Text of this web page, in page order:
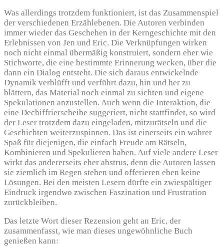
Was allerdings trotzdem funktioniert, ist das Zusammenspiel
der verschiedenen Erzählebenen. Die Autoren verbinden
immer wieder das Geschehen in der Kerngeschichte mit den
Erlebnissen von Jen und Eric. Die Verknüpfungen wirken
noch nicht einmal übermäßig konstruiert, sondern eher wie
Stichworte, die eine bestimmte Erinnerung wecken, über die
dann ein Dialog entsteht. Die sich daraus entwickelnde
Dynamik verblüfft und verführt dazu, hin und her zu
blättern, das Material noch einmal zu sichten und eigene
Spekulationen anzustellen. Auch wenn die Interaktion, die
eine Dechiffrierscheibe suggeriert, nicht stattfindet, so wird
der Leser trotzdem dazu eingeladen, mitzurätseln und die
Geschichten weiterzuspinnen. Das ist einerseits ein wahrer
Spaß für diejenigen, die einfach Freude am Rätseln,
Kombinieren und Spekulieren haben. Auf viele andere Leser
wirkt das andererseits eher abstrus, denn die Autoren lassen
sie ziemlich im Regen stehen und offerieren eben keine
Lösungen. Bei den meisten Lesern dürfte ein zwiespältiger
Eindruck irgendwo zwischen Faszination und Frustration
zurückbleiben.
Das letzte Wort dieser Rezension geht an Eric, der
zusammenfasst, wie man dieses ungewöhnliche Buch
genießen kann: